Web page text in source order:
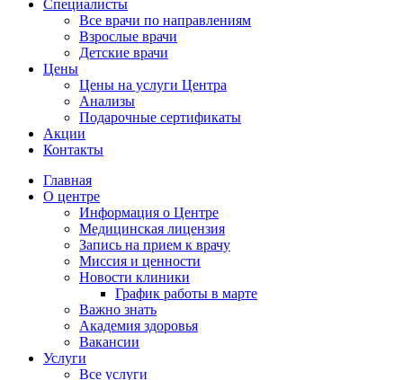
Специалисты
Все врачи по направлениям
Взрослые врачи
Детские врачи
Цены
Цены на услуги Центра
Анализы
Подарочные сертификаты
Акции
Контакты
Главная
О центре
Информация о Центре
Медицинская лицензия
Запись на прием к врачу
Миссия и ценности
Новости клиники
График работы в марте
Важно знать
Академия здоровья
Вакансии
Услуги
Все услуги